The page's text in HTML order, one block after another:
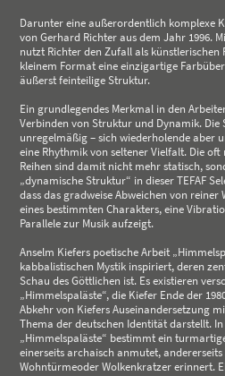
Darunter eine außerordentlich komplexe
von Gerhard Richter aus dem Jahr 1996.
nutzt Richter den Zufall als
kleinem Format eine einzigartige
äußerst feinteilige Struktur.
Ein grundlegendes Merkmal in den
Verbinden von Struktur und Dynamik.
unregelmäßig – sich wiederholende aber
eine Rhythmik von seltener Vielfalt. Die oft
Reihen sind damit nicht mehr statisch,
„dynamische Struktur“ in dieser TEFAF
dass das gradweise Abweichen von
eines bestimmten Charakters, eine
Parallele zur Musik aufzeigt.
Anselm Kiefers poetische Arbeit
kabbalistischen Mystik inspiriert, deren
Schau des Göttlichen ist. Es existieren
„Himmelspaläste“, die Kiefer Ende der
Abkehr von Kiefers Auseinandersetzung
Thema der deutschen Identität darstellt.
„Himmelspaläste“ bestimmt ein
einerseits archaisch anmutet,
Wohntürmeoder Wolkenkratzer erinnert.